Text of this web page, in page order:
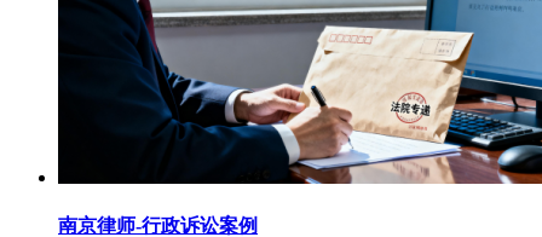
南京律师-行政诉讼案例